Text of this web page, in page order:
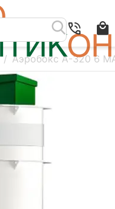
/ Аэробокс А-320 6